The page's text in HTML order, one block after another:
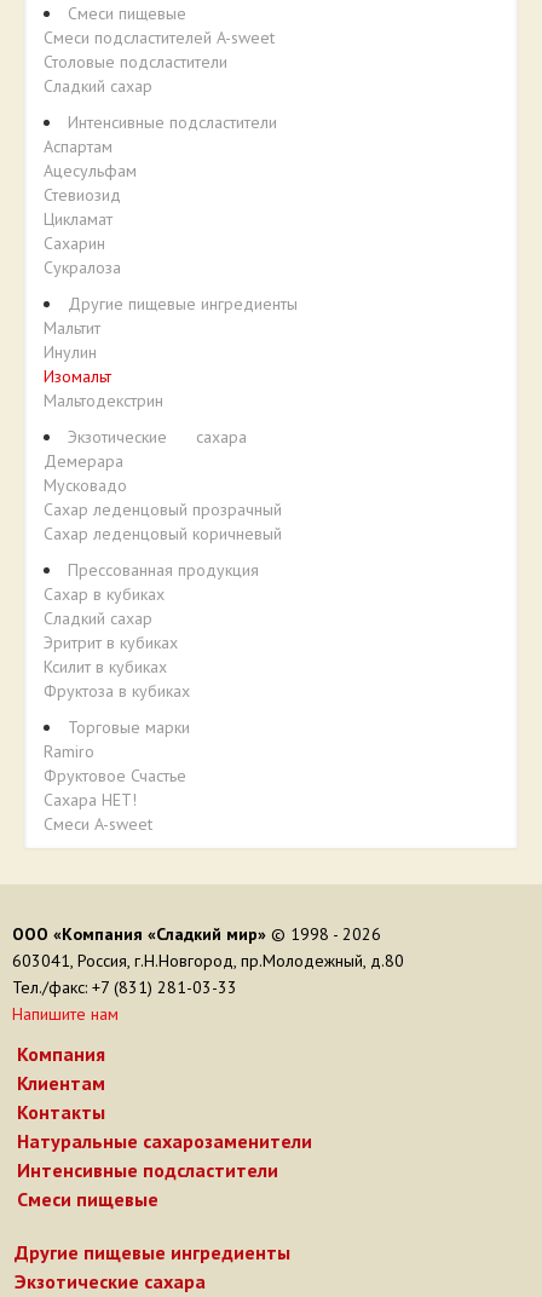
Смеси пищевые
Смеси подсластителей A-sweet
Столовые подсластители
Сладкий сахар
Интенсивные подсластители
Аспартам
Ацесульфам
Стевиозид
Цикламат
Сахарин
Сукралоза
Другие пищевые ингредиенты
Мальтит
Инулин
Изомальт
Мальтодекстрин
Экзотические сахара
Демерара
Мусковадо
Сахар леденцовый прозрачный
Сахар леденцовый коричневый
Прессованная продукция
Сахар в кубиках
Сладкий сахар
Эритрит в кубиках
Ксилит в кубиках
Фруктоза в кубиках
Торговые марки
Ramiro
Фруктовое Счастье
Сахара НЕТ!
Смеси A-sweet
ООО «Компания «Сладкий мир» © 1998 - 2026
603041, Россия, г.Н.Новгород, пр.Молодежный, д.80
Тел./факс: +7 (831) 281-03-33
Напишите нам
Компания
Клиентам
Контакты
Натуральные сахарозаменители
Интенсивные подсластители
Смеси пищевые
Другие пищевые ингредиенты
Экзотические сахара